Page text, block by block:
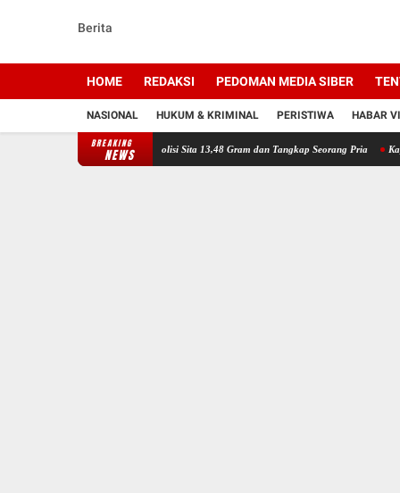
Berita
HOME REDAKSI PEDOMAN MEDIA SIBER
NASIONAL HUKUM & KRIMINAL PERISTIWA HABAR
BREAKING
NEWS
Peredaran Sabu, Polisi Sita 13,48 Gram dan Tangkap Seorang Pria Kapolresta